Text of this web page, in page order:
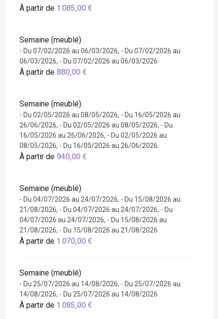
À partir de 1 085,00 €
Semaine (meublé)
- Du 07/02/2026 au 06/03/2026, - Du 07/02/2026 au
06/03/2026, - Du 07/02/2026 au 06/03/2026
À partir de 880,00 €
Semaine (meublé)
- Du 02/05/2026 au 08/05/2026, - Du 16/05/2026 au
26/06/2026, - Du 02/05/2026 au 08/05/2026, - Du
16/05/2026 au 26/06/2026, - Du 02/05/2026 au
08/05/2026, - Du 16/05/2026 au 26/06/2026
À partir de 940,00 €
Semaine (meublé)
- Du 04/07/2026 au 24/07/2026, - Du 15/08/2026 au
21/08/2026, - Du 04/07/2026 au 24/07/2026, - Du
04/07/2026 au 24/07/2026, - Du 15/08/2026 au
21/08/2026, - Du 15/08/2026 au 21/08/2026
À partir de 1 070,00 €
Semaine (meublé)
- Du 25/07/2026 au 14/08/2026, - Du 25/07/2026 au
14/08/2026, - Du 25/07/2026 au 14/08/2026
À partir de 1 085,00 €